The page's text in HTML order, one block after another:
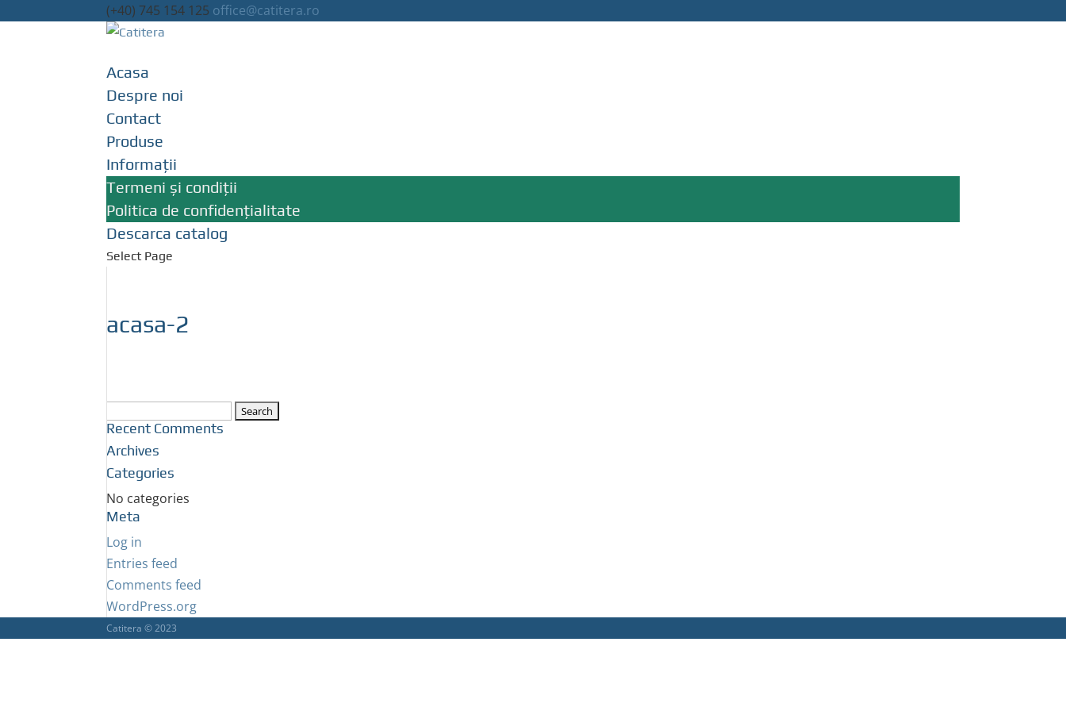
(+40) 745 154 125 office@catitera.ro
Acasa
Despre noi
Contact
Produse
Informații
Termeni și condiții
Politica de confidențialitate
Descarca catalog
Select Page
acasa-2
for:
Recent Comments
Archives
Categories
No categories
Meta
Log in
Entries feed
Comments feed
WordPress.org
Catitera © 2023